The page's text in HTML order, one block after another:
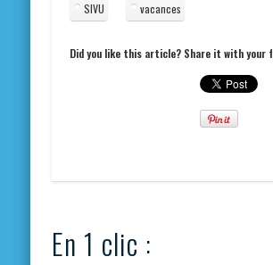
SIVU vacances
Did you like this article? Share it with your
En 1 clic :